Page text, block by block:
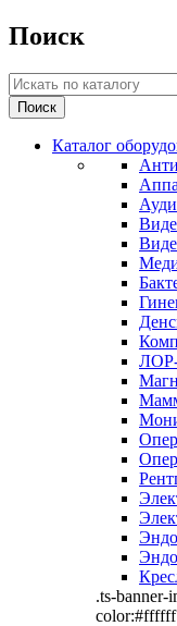
Поиск
Каталог
.ts-banner-